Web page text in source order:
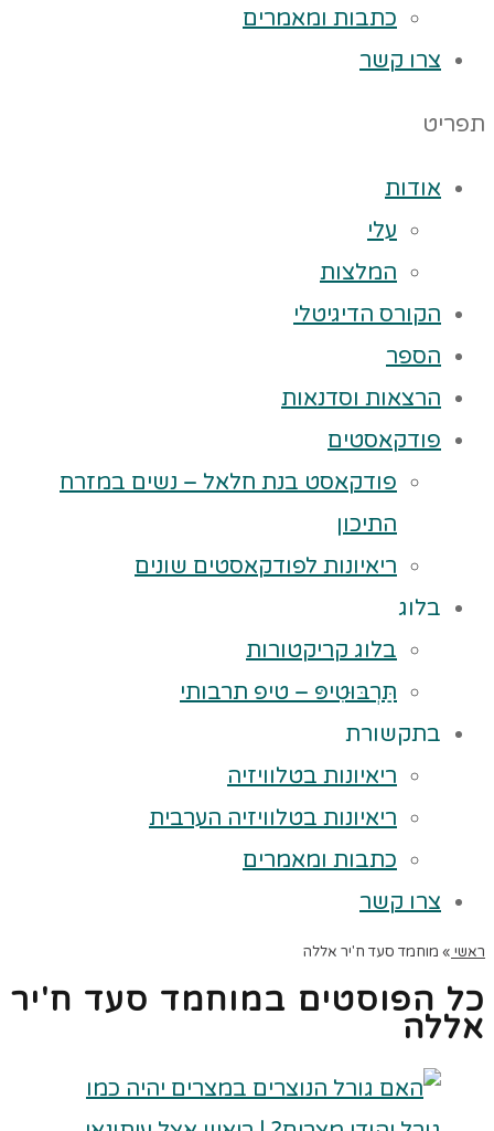
כתבות ומאמרים
צרו קשר
תפריט
אודות
עלי
המלצות
הקורס הדיגיטלי
הספר
הרצאות וסדנאות
פודקאסטים
פודקאסט בנת חלאל – נשים במזרח
התיכון
ריאיונות לפודקאסטים שונים
בלוג
בלוג קריקטורות
תַּרְבּוּטִיפּ – טיפ תרבותי
בתקשורת
ריאיונות בטלוויזיה
ריאיונות בטלוויזיה הערבית
כתבות ומאמרים
צרו קשר
ראשי » מוחמד סעד ח'יר אללה
כל הפוסטים במוחמד סעד ח'יר
אללה